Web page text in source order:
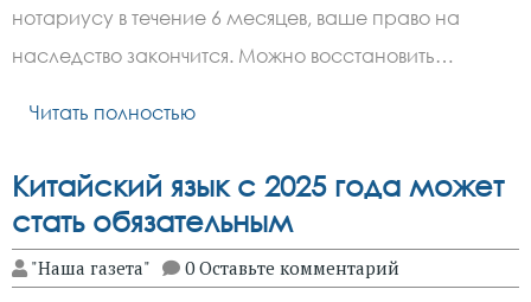
нотариусу в течение 6 месяцев, ваше право на
наследство закончится. Можно восстановить…
Читать полностью
Китайский язык с 2025 года может
стать обязательным
"Наша газета" 0 Оставьте комментарий